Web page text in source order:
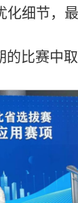
化细节，
比赛中